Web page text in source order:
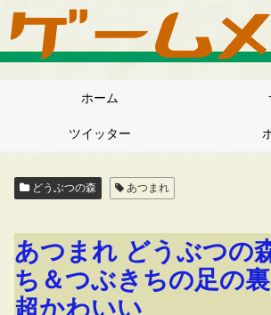
ホーム
ツイッター
どうぶつの森 あつまれ
あつまれ どうぶつの
ち＆つぶきちの足の
超かわいい